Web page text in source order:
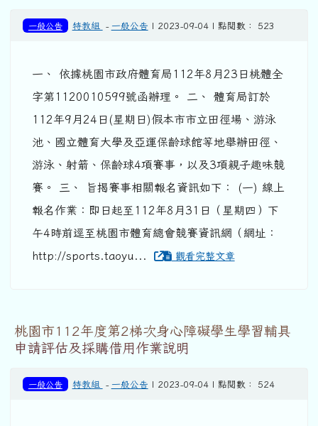
一般公告 特教組 - 一般公告 | 2023-09-04 | 點閱數： 523
一、 依據桃園市政府體育局112年8月23日桃體全
字第1120010599號函辦理。 二、 體育局訂於
112年9月24日(星期日)假本市市立田徑場、游泳
池、國立體育大學及亞運保齡球館等地舉辦田徑、
游泳、射箭、保齡球4項賽事，以及3項親子趣味競
賽。 三、 旨揭賽事相關報名資訊如下： (一) 線上
報名作業：即日起至112年8月31日（星期四）下
午4時前逕至桃園市體育總會競賽資訊網（網址：
http://sports.taoyu...
觀看完整文章
桃園市112年度第2梯次身心障礙學生學習輔具
申請評估及採購借用作業說明
一般公告 特教組 - 一般公告 | 2023-09-04 | 點閱數： 524